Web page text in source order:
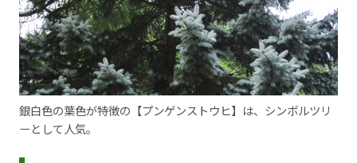
銀白色の葉色が特徴の【プンゲンストウヒ】は、シンボルツリ
ーとして人気。